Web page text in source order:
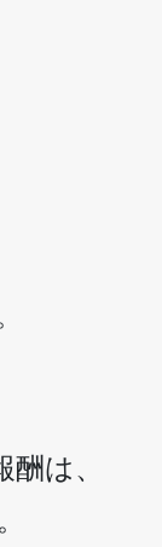
は、